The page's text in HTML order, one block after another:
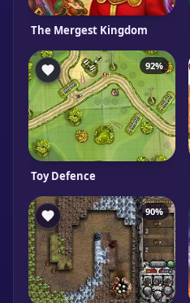
The Mergest Kingdom
92%
Toy Defence
90%